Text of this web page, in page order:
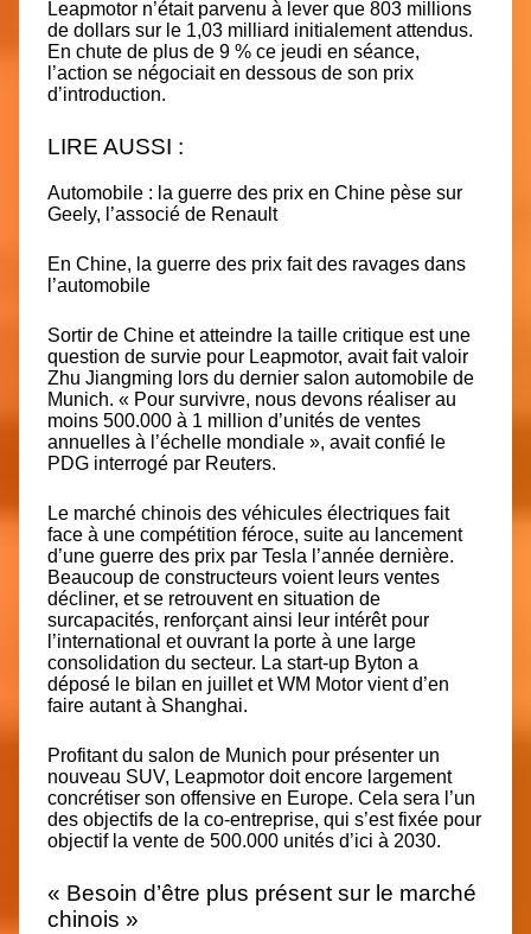
Leapmotor n’était parvenu à lever que 803 millions
de dollars sur le 1,03 milliard initialement attendus.
En chute de plus de 9 % ce jeudi en séance,
l’action se négociait en dessous de son prix
d’introduction.
LIRE AUSSI :
Automobile : la guerre des prix en Chine pèse sur
Geely, l’associé de Renault
En Chine, la guerre des prix fait des ravages dans
l’automobile
Sortir de Chine et atteindre la taille critique est une
question de survie pour Leapmotor, avait fait valoir
Zhu Jiangming lors du dernier salon automobile de
Munich. « Pour survivre, nous devons réaliser au
moins 500.000 à 1 million d’unités de ventes
annuelles à l’échelle mondiale », avait confié le
PDG interrogé par Reuters.
Le marché chinois des véhicules électriques fait
face à une compétition féroce, suite au lancement
d’une guerre des prix par Tesla l’année dernière.
Beaucoup de constructeurs voient leurs ventes
décliner, et se retrouvent en situation de
surcapacités, renforçant ainsi leur intérêt pour
l’international et ouvrant la porte à une large
consolidation du secteur. La start-up Byton a
déposé le bilan en juillet et WM Motor vient d’en
faire autant à Shanghai.
Profitant du salon de Munich pour présenter un
nouveau SUV, Leapmotor doit encore largement
concrétiser son offensive en Europe. Cela sera l’un
des objectifs de la co-entreprise, qui s’est fixée pour
objectif la vente de 500.000 unités d’ici à 2030.
« Besoin d’être plus présent sur le marché
chinois »